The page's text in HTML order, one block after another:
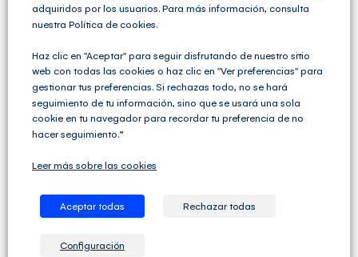
Gestión Fiscal, Contable y Laboral completas sino que
va un paso más allá y ofrece una amplia variedad de
Profesionales.
adquiridos por los usuarios. Para más información, consulta
nuestra Política de cookies.
Haz clic en "Aceptar" para seguir disfrutando de nuestro sitio
web con todas las cookies o haz clic en "Ver preferencias" para
gestionar tus preferencias. Si rechazas todo, no se hará
seguimiento de tu información, sino que se usará una sola
cookie en tu navegador para recordar tu preferencia de no
hacer seguimiento.”
Leer más sobre las cookies
Aceptar todas Rechazar todas
Configuración